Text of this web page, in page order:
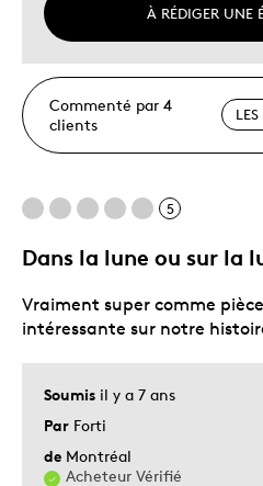
À RÉDIGER UNE
Commenté par 4
clients
5
Dans la lune ou sur la
Soumis il y a 7 ans
Par Forti
de Montréal
Acheteur Vérifié
Vraiment super comme
intéressante sur notre